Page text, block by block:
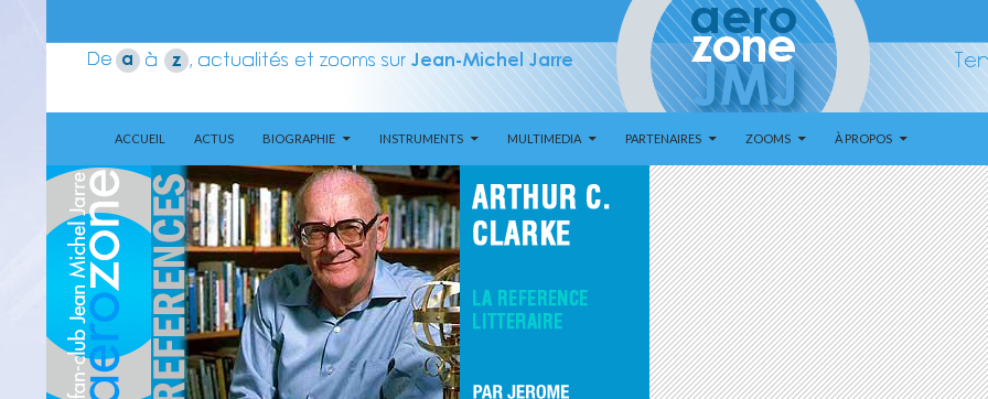
Aerozone JMJ
ACCUEIL
ACTUS BIOGRAPHIE INSTRUMENTS MULTIMEDIA PARTENAIRES ZOOMS À PROPOS